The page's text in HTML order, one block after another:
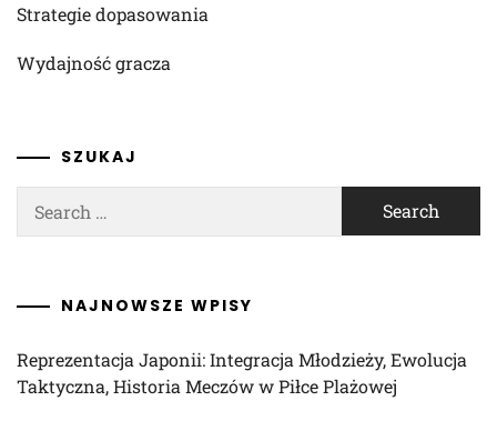
Strategie dopasowania
Wydajność gracza
SZUKAJ
for:
NAJNOWSZE WPISY
Reprezentacja Japonii: Integracja Młodzieży, Ewolucja
Taktyczna, Historia Meczów w Piłce Plażowej